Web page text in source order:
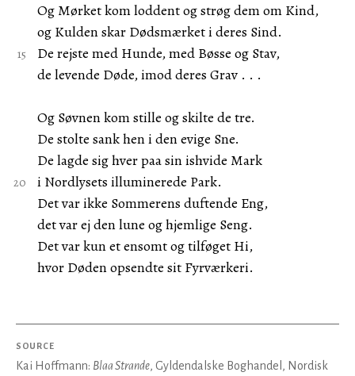
Og Mørket kom loddent og strøg dem om Kind,
og Kulden skar Dødsmærket i deres Sind.
De rejste med Hunde, med Bøsse og Stav,
de levende Døde, imod deres Grav . . .
Og Søvnen kom stille og skilte de tre.
De stolte sank hen i den evige Sne.
De lagde sig hver paa sin ishvide Mark
i Nordlysets illuminerede Park.
Det var ikke Sommerens duftende Eng,
det var ej den lune og hjemlige Seng.
Det var kun et ensomt og tilføget Hi,
hvor Døden opsendte sit Fyrværkeri.
SOURCE
Kai Hoffmann: Blaa Strande, Gyldendalske Boghandel, Nordisk